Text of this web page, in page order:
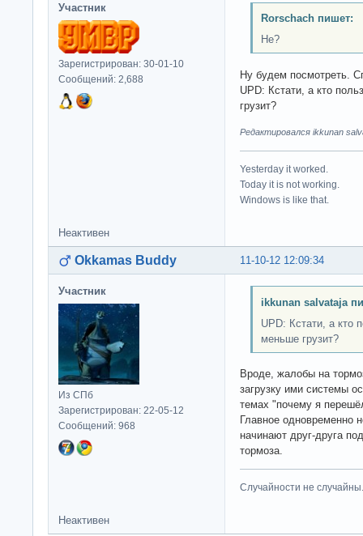
Участник
Зарегистрирован: 30-01-10
Сообщений: 2,688
Rorschach пишет:
Не?
Ну будем посмотреть.
UPD: Кстати, а кто
грузит?
Редактировался ikkunan
Yesterday it worked.
Today it is not working.
Windows is like that.
Неактивен
11-10-12 12:09:34
Okkamas Buddy
Участник
Из СПб
Зарегистрирован: 22-05-12
Сообщений: 968
ikkunan salvataja
UPD: Кстати, а кто
меньше грузит?
Вроде, жалобы на
загрузку ими системы
темах "почему я
Главное одновременно
начинают друг-друга
тормоза.
Случайности не случайны.
Неактивен